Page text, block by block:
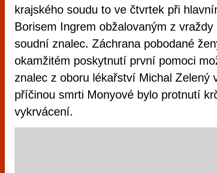
krajského soudu to ve čtvrtek při
Borisem Ingrem obžalovaným z
soudní znalec. Záchrana pobodané
okamžitém poskytnutí první pomoci
znalec z oboru lékařství Michal Zelený
příčinou smrti Monyové bylo protnutí
vykrvácení.
vyzkoušet různé kasinové hry. V
metropoli naleznete širokou nabídku her
po moderní automaty jak pro pravidelné
příležitostné hráče. V...